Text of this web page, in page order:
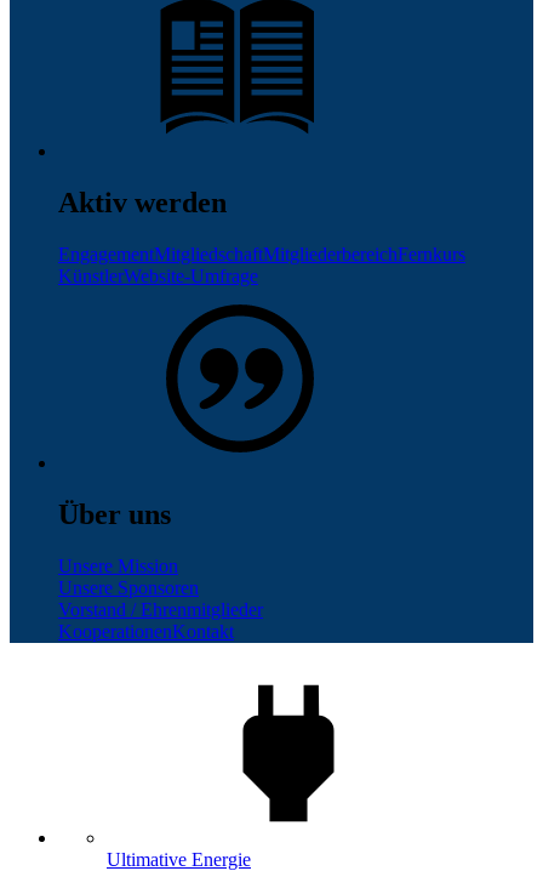
Aktiv werden
EngagementMitgliedschaftMitgliederbereichFernkurs
KünstlerWebsite-Umfrage
Über uns
Unsere Mission
Unsere Sponsoren
Vorstand / Ehrenmitglieder
KooperationenKontakt
Ultimative Energie